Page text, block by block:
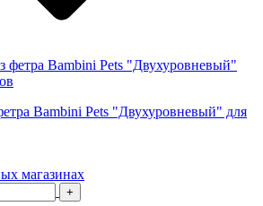
Bambini Pets "Двухуровневый" для
магазинах
+